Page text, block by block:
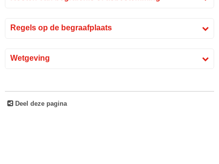
Regels op de begraafplaats
Wetgeving
Deel deze pagina